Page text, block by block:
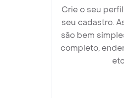
Crie o seu
seu cadastro.
são bem
completo,